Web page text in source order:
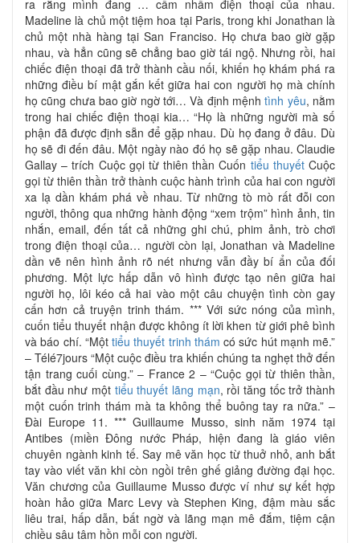
ra rằng mình đang … cầm nhầm điện thoại của nhau.
Madeline là chủ một tiệm hoa tại Paris, trong khi Jonathan là
chủ một nhà hàng tại San Franciso. Họ chưa bao giờ gặp
nhau, và hẳn cũng sẽ chẳng bao giờ tái ngộ. Nhưng rồi, hai
chiếc điện thoại đã trở thành cầu nối, khiến họ khám phá ra
những điều bí mật gắn kết giữa hai con người họ mà chính
họ cũng chưa bao giờ ngờ tới… Và định mệnhtình yêu, nằm
trong hai chiếc điện thoại kia… “Họ là những người mà số
phận đã được định sẵn để gặp nhau. Dù họ đang ở đâu. Dù
họ sẽ đi đến đâu. Một ngày nào đó họ sẽ gặp nhau. Claudie
Gallay – trích Cuộc gọi từ thiên thần Cuốn tiểu thuyếtCuộc
gọi từ thiên thần trở thành cuộc hành trình của hai con người
xa lạ dần khám phá về nhau. Từ những tò mò rất đỗi con
người, thông qua những hành động “xem trộm” hình ảnh, tin
nhắn, email, đến tất cả những ghi chú, phim ảnh, trò chơi
trong điện thoại của… người còn lại, Jonathan và Madeline
dần vẽ nên hình ảnh rõ nét nhưng vẫn đầy bí ẩn của đối
phương. Một lực hấp dẫn vô hình được tạo nên giữa hai
người họ, lôi kéo cả hai vào một câu chuyện tình còn gay
cấn hơn cả truyện trinh thám. *** Với sức nóng của mình,
cuốn tiểu thuyết nhận được không ít lời khen từ giới phê bình
và báo chí. “Một tiểu thuyết trinh thám có sức hút mạnh mẽ.”
– Télé7jours “Một cuộc điều tra khiến chúng ta nghẹt thở đến
tận trang cuối cùng.” – France 2 – “Cuộc gọi từ thiên thần,
bắt đầu như một tiểu thuyết lãng mạn, rồi tăng tốc trở thành
một cuốn trinh thám mà ta không thể buông tay ra nữa.” –
Đài Europe 11. *** Guillaume Musso, sinh năm 1974 tại
Antibes (miền Đông nước Pháp, hiện đang là giáo viên
chuyên ngành kinh tế. Say mê văn học từ thuở nhỏ, anh bắt
tay vào viết văn khi còn ngồi trên ghế giảng đường đại học.
Văn chương của Guillaume Musso được ví như sự kết hợp
hoàn hảo giữa Marc Levy và Stephen King, đậm màu sắc
liêu trai, hấp dẫn, bất ngờ và lãng mạn mê đắm, tiệm cận
chiều sâu tâm hồn mỗi con người.